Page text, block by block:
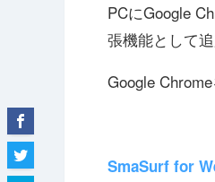
PCにGoogle
張機能として追
Google
SmaSurf for